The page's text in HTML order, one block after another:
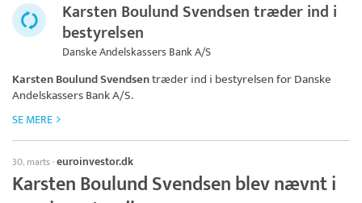
Karsten Boulund Svendsen træder ind i
bestyrelsen
Danske Andelskassers Bank A/S
Karsten Boulund Svendsentræder ind i bestyrelsen forDanske
Andelskassers Bank A/S.
SE MERE
30. marts·euroinvestor.dk
Karsten Boulund Svendsen blev nævnt i